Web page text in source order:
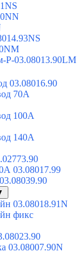
Р-03.08013.90LM
03.08016.90
70А
100А
140А
03.08017.99
03.08018.91N
фикс
03.08007.90N